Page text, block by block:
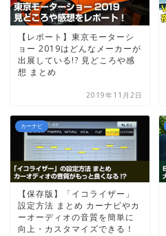
【レポート】東京モーターシ
ョー 2019はどんなメーカーが
出展している!? 見どころや感
想 まとめ
2019年11月2日
カーナビ
【保存版】「イコライザー」
設定方法 まとめ カーナビやカ
ーオーディオの音質を簡単に
向上・カスタマイズできる！